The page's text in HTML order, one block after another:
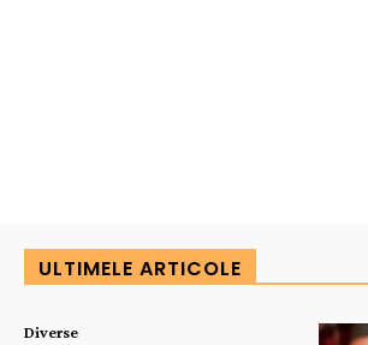
ULTIMELE ARTICOLE
Diverse